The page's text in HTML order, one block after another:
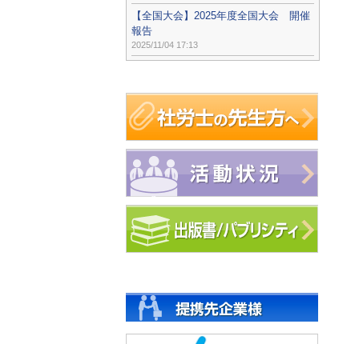
【全国大会】2025年度全国大会 開催
報告
2025/11/04 17:13